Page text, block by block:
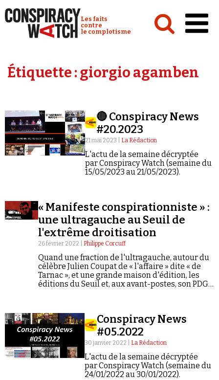
Conspiracy Watch :
Les faits
contre
le complotisme
Analyses
Vidéos
Émissions
Revues de presse
Newsletter
Faire un don
Demander à Vera
Étiquette :giorgio agamben
🔴 Conspiracy News
#20.2023
21 mai 2023 | La Rédaction
L'actu de la semaine décryptée
par Conspiracy Watch (semaine du
15/05/2023 au 21/05/2023).
« Manifeste conspirationniste » :
une ultragauche au Seuil de
l'extrême droitisation
26 février 2022 | Philippe Corcuff
Quand une fraction de l'ultragauche, autour du
célèbre Julien Coupat de « l'affaire » dite « de
Tarnac », et une grande maison d'édition, les
éditions du Seuil et, aux avant-postes, son PDG
Conspiracy News
#05.2022
30 janvier 2022 | La Rédaction
L'actu de la semaine décryptée
par Conspiracy Watch (semaine du
24/01/2022 au 30/01/2022).